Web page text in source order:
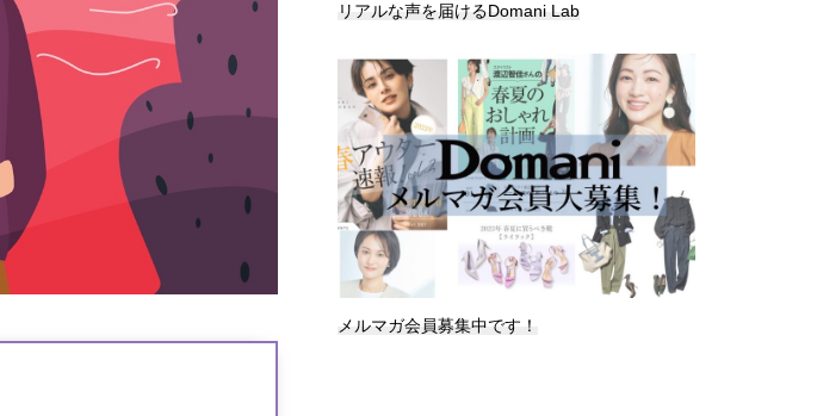
リアルな声を届けるDomani Lab
メルマガ会員募集中です！